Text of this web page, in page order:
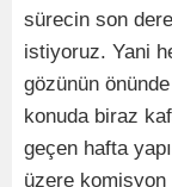
sürecin son
istiyoruz. Yani
gözünün
konuda biraz
geçen hafta
üzere komisyon